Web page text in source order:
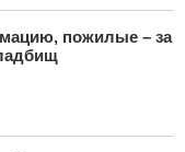
пожилые – за